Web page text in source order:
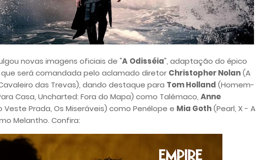
novas imagens oficiais de "A Odisséia", adaptação do épico
que será comandada pelo aclamado diretor Christopher Nolan(A
das Trevas), dando destaque para Tom Holland (Homem-
Casa, Uncharted: Fora do Mapa) como Talêmaco, Anne
Veste Prada, Os Miseráveis) como Penélope e Mia Goth(Pearl, X - A
Melantho. Confira: